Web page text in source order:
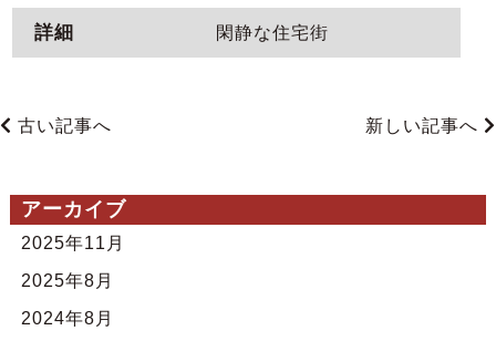
詳細 閑静な住宅街
古い記事へ 新しい記事へ
アーカイブ
2025年11月
2025年8月
2024年8月